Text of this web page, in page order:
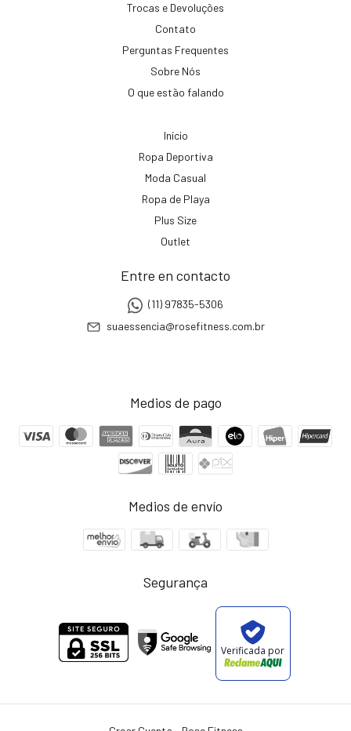
Trocas e Devoluções
Contato
Perguntas Frequentes
Sobre Nós
O que estão falando
Início
Ropa Deportiva
Moda Casual
Ropa de Playa
Plus Size
Outlet
Entre en contacto
(11) 97835-5306
suaessencia@rosefitness.com.br
Medios de pago
Medios de envío
Segurança
Verificada por